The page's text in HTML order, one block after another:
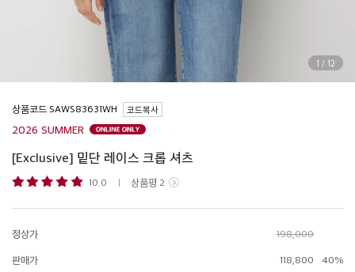
1 / 12
상품코드 코드복사
2026 SUMMER
[Exclusive] 밑단 레이스 크롭 셔츠
10.0 상품평 2
정상가 198,000
판매가 118,800 40%